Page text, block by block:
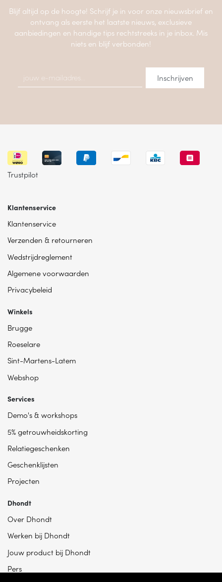
Blijf altijd op de hoogte! Schrijf je in voor onze nieuwsbrief en
ontvang als eerste het laatste nieuws, exclusieve
aanbiedingen en handige tips rechtstreeks in je inbox. Mis
niets en blijf verbonden!
Trustpilot
Klantenservice
Klantenservice
Verzenden & retourneren
Wedstrijdreglement
Algemene voorwaarden
Privacybeleid
Winkels
Brugge
Roeselare
Sint-Martens-Latem
Webshop
Services
Demo's & workshops
5% getrouwheidskorting
Relatiegeschenken
Geschenklijsten
Projecten
Dhondt
Over Dhondt
Werken bij Dhondt
Jouw product bij Dhondt
Pers